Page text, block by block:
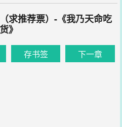
求推荐票）-《我乃天命吃
货》
存书签 下一章